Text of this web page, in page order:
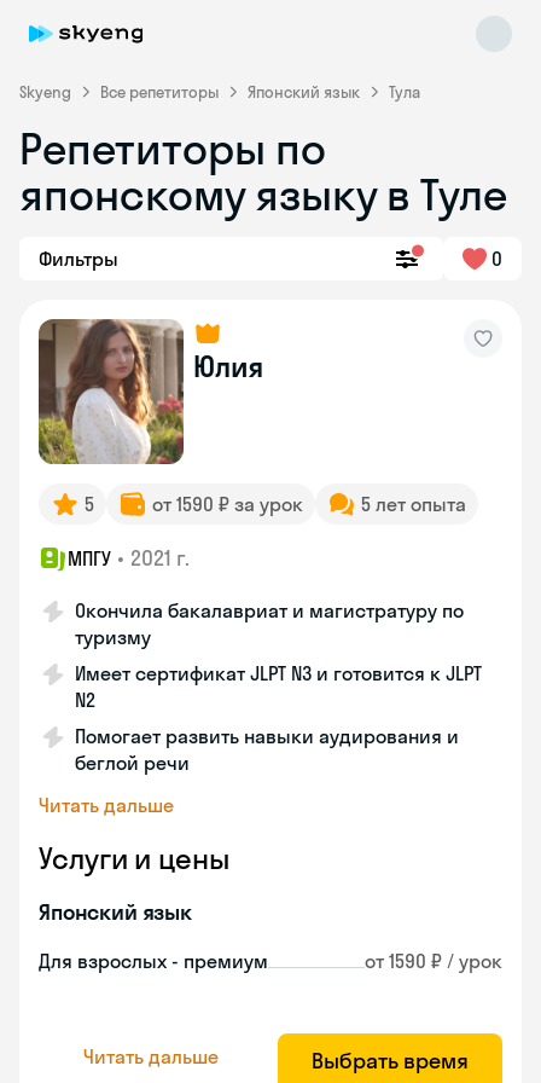
Skyeng Все репетиторы Японский язык Тула
Репетиторы по
японскому языку в Туле
Фильтры 0
Юлия
5 от 1590 ₽ за урок 5 лет опыта
МПГУ • 2021 г.
Окончила бакалавриат и магистратуру по
туризму
Имеет сертификат JLPT N3 и готовится к JLPT
N2
Помогает развить навыки аудирования и
беглой речи
Читать дальше
Услуги и цены
Японский язык
Для взрослых - премиум от 1590 ₽ / урок
Читать дальше Выбрать время
Skyeng Chat
online